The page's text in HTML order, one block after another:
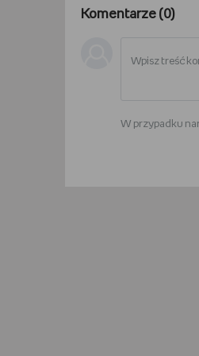
Komentarze (0)
W przypadku